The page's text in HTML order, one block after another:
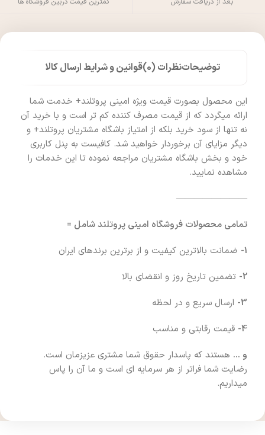
توضیحاتنظرات (0) قوانین و شرایط ارسال کالا
این محصول بصورت قیمت ویژه امینی پروتلند+ خدمت شما
ارائه میگردد که از قیمت مصرف کننده کم تر است و با خرید آن
نه تنها از سود خرید بلکه از امتیاز باشگاه مشتریان پروتلند+ و
دیگر مزایای آن برخوردار خواهید شد. کافیست به پنل کاربری
خود و بخش باشگاه مشتریان مراجعه نموده تا این خدمات را
مشاهده نمایید.
————————
تمامی محصولات فروشگاه امینی پروتلند شامل =
1- ضمانت بالاترین کیفیت و از برترین برندهای ایران
2- تضمین تاریخ روز و انقضای بالا
3- ارسال سریع و در لحظه
4- قیمت رقابتی و مناسب
و … هستند که پاسدار حقوق شما مشتری عزیزمان است.
رضایت شما فراتر از هر سرمایه ای است و ما آن را پاس
میداریم.